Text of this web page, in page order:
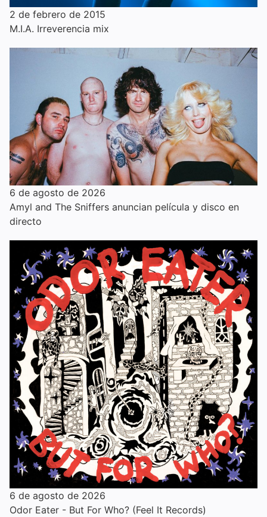
2 de febrero de 2015
M.I.A. Irreverencia mix
6 de agosto de 2026
Amyl and The Sniffers anuncian película y disco en
directo
6 de agosto de 2026
Odor Eater - But For Who? (Feel It Records)